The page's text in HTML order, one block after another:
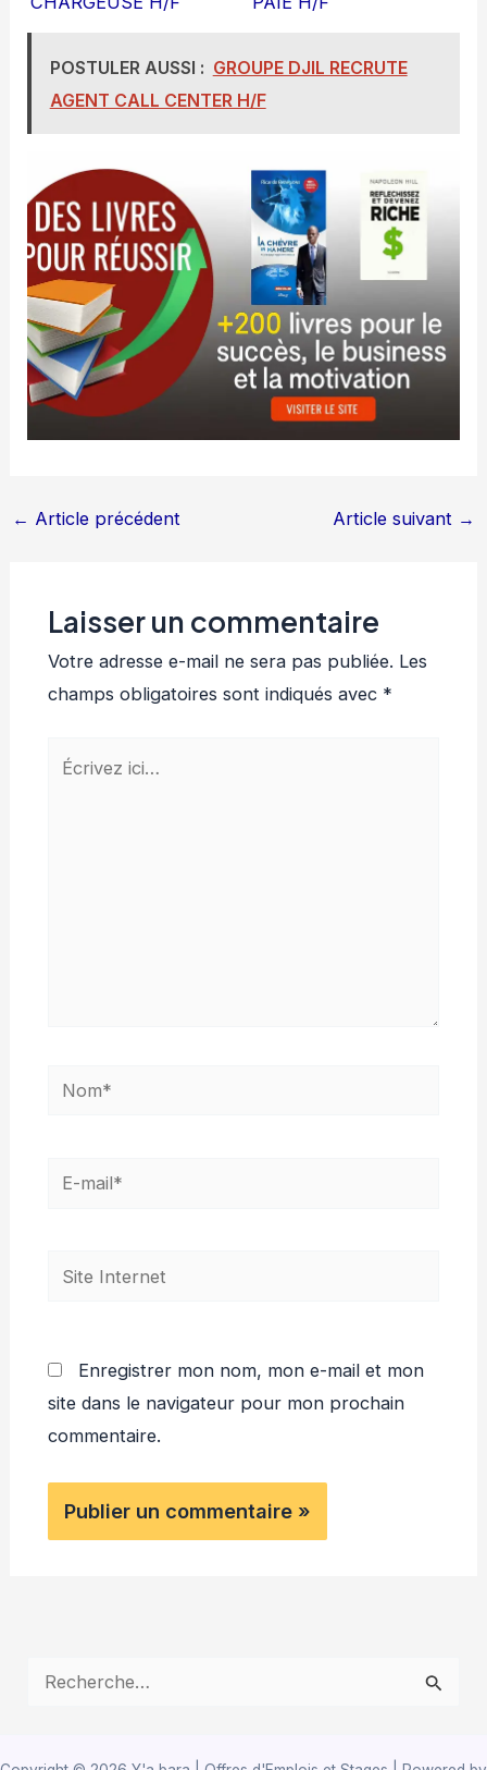
POSTULER AUSSI : GROUPE DJIL RECRUTE
AGENT CALL CENTER H/F
← Article précédent Article suivant →
Laisser un commentaire
Votre adresse e-mail ne sera pas publiée. Les
champs obligatoires sont indiqués avec *
Écrivez
Nom*
E-
Site
Enregistrer mon nom, mon e-mail et mon
site dans le navigateur pour mon prochain
commentaire.